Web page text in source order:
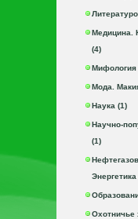
Медицина.
(4)
Мифология
Мода.
Наука (1)
Научно-
(1)
Энергетика
Охотничье